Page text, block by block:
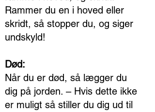
Rammer du en i hoved eller
skridt, så stopper du, og siger
undskyld!
Død:
Når du er død, så lægger du
dig på jorden. – Hvis dette ikke
er muligt så stiller du dig ud til